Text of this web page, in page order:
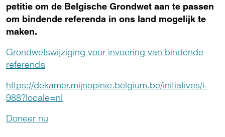
petitie om de Belgische Grondwet aan te passen
om bindende referenda in ons land mogelijk te
maken.
Grondwetswijziging voor invoering van bindende
referenda
https://dekamer.mijnopinie.belgium.be/initiatives/i-
988?locale=nl
Doneer nu